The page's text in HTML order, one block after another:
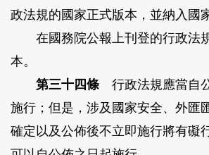
政法規的國家正式版本，並納入國
在國務院公報上刊登的行政法
本。
第三十四條行政法規應當自
施行；但是，涉及國家安全、外匯
確定以及公佈後不立即施行將有礙